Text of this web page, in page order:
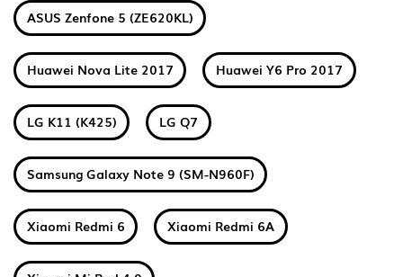
ASUS Zenfone 5 (ZE620KL)
Huawei Nova Lite 2017 Huawei Y6 Pro 2017
LG K11 (K425) LG Q7
Samsung Galaxy Note 9 (SM-N960F)
Xiaomi Redmi 6 Xiaomi Redmi 6A